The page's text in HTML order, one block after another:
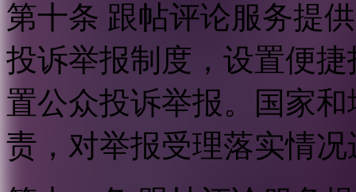
第十条 跟帖评论服务提
投诉举报制度，设置便
置公众投诉举报。国家
责，对举报受理落实情